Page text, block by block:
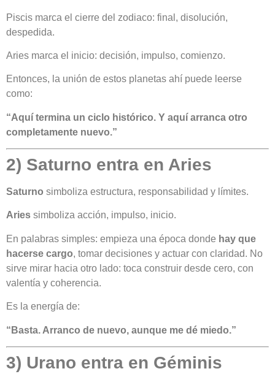
Piscis marca el cierre del zodiaco: final, disolución,
despedida.
Aries marca el inicio: decisión, impulso, comienzo.
Entonces, la unión de estos planetas ahí puede leerse
como:
“Aquí termina un ciclo histórico. Y aquí arranca otro
completamente nuevo.”
2) Saturno entra en Aries
Saturno simboliza estructura, responsabilidad y límites.
Aries simboliza acción, impulso, inicio.
En palabras simples: empieza una época donde hay que
hacerse cargo, tomar decisiones y actuar con claridad. No
sirve mirar hacia otro lado: toca construir desde cero, con
valentía y coherencia.
Es la energía de:
“Basta. Arranco de nuevo, aunque me dé miedo.”
3) Urano entra en Géminis